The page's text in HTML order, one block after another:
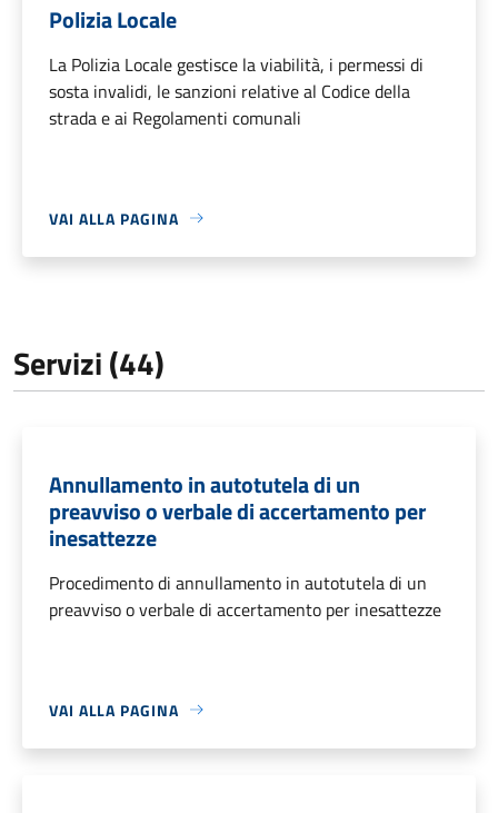
Polizia Locale
La Polizia Locale gestisce la viabilità, i permessi di
sosta invalidi, le sanzioni relative al Codice della
strada e ai Regolamenti comunali
VAI ALLA PAGINA
Servizi (44)
Annullamento in autotutela di un
preavviso o verbale di accertamento per
inesattezze
Procedimento di annullamento in autotutela di un
preavviso o verbale di accertamento per inesattezze
VAI ALLA PAGINA